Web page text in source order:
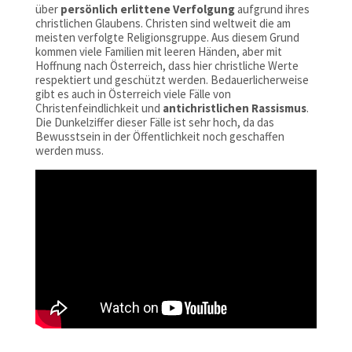
über persönlich erlittene Verfolgungaufgrund ihres
christlichen Glaubens. Christen sind weltweit die am
meisten verfolgte Religionsgruppe. Aus diesem Grund
kommen viele Familien mit leeren Händen, aber mit
Hoffnung nach Österreich, dass hier christliche Werte
respektiert und geschützt werden. Bedauerlicherweise
gibt es auch in Österreich viele Fälle von
Christenfeindlichkeit und antichristlichen Rassismus.
Die Dunkelziffer dieser Fälle ist sehr hoch, da das
Bewusstsein in der Öffentlichkeit noch geschaffen
werden muss.